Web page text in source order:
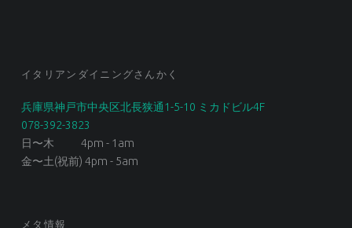
イタリアンダイニングさんかく
兵庫県神戸市中央区北長狭通1-5-10 ミカドビル4F
078-392-3823
日〜木 4pm - 1am
金〜土(祝前) 4pm - 5am
メタ情報